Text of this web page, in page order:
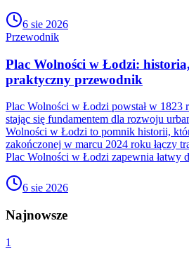
6 sie 2026
Przewodnik
Plac Wolności w Łodzi:
praktyczny przewodnik
Plac Wolności w Łodzi powstał w 1823
stając się fundamentem dla rozwoju
Wolności w Łodzi to pomnik historii,
zakończonej w marcu 2024 roku łączy
Plac Wolności w Łodzi zapewnia łatwy
6 sie 2026
Najnowsze
1